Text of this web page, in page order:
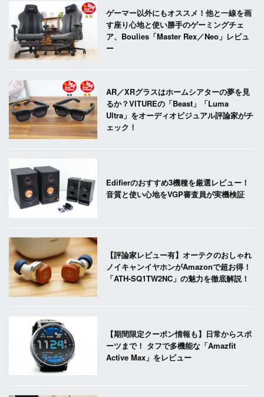
ゲーマー以外にもオススメ！他と一線を画
す座り心地と使い勝手のゲーミングチェ
ア、Boulies「Master Rex／Neo」レビュ
ー
AR／XRグラスはホームシアターの夢を見
るか？VITUREの「Beast」「Luma
Ultra」をオーディオビジュアル評論家がチ
ェック！
Edifierのおすすめ3機種を厳選レビュー！
音質と使い心地をVGP審査員が実機検証
【評論家レビュー有】オーテクのおしゃれ
ノイキャンイヤホンがAmazonで超お得！
「ATH-SQ1TW2NC」の魅力を徹底解説！
【期間限定クーポン情報も】日常からスポ
ーツまで！ タフで多機能な「Amazfit
Active Max」をレビュー